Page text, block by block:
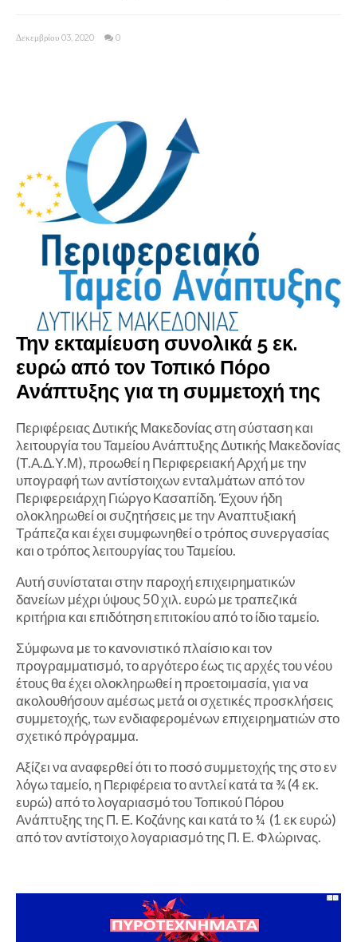
Δεκεμβρίου 03, 2020 0
Την εκταμίευση συνολικά 5 εκ.
ευρώ από τον Τοπικό Πόρο
Ανάπτυξης για τη συμμετοχή της
Περιφέρειας Δυτικής Μακεδονίας στη σύσταση και
λειτουργία του Ταμείου Ανάπτυξης Δυτικής Μακεδονίας
(Τ.Α.Δ.Υ.Μ), προωθεί η Περιφερειακή Αρχή με την
υπογραφή των αντίστοιχων ενταλμάτων από τον
Περιφερειάρχη Γιώργο Κασαπίδη. Έχουν ήδη
ολοκληρωθεί οι συζητήσεις με την Αναπτυξιακή
Τράπεζα και έχει συμφωνηθεί ο τρόπος συνεργασίας
και ο τρόπος λειτουργίας του Ταμείου.
Αυτή συνίσταται στην παροχή επιχειρηματικών
δανείων μέχρι ύψους 50 χιλ. ευρώ με τραπεζικά
κριτήρια και επιδότηση επιτοκίου από το ίδιο ταμείο.
Σύμφωνα με το κανονιστικό πλαίσιο και τον
προγραμματισμό, το αργότερο έως τις αρχές του νέου
έτους θα έχει ολοκληρωθεί η προετοιμασία, για να
ακολουθήσουν αμέσως μετά οι σχετικές προσκλήσεις
συμμετοχής, των ενδιαφερομένων επιχειρηματιών στο
σχετικό πρόγραμμα.
Αξίζει να αναφερθεί ότι το ποσό συμμετοχής της στο εν
λόγω ταμείο, η Περιφέρεια το αντλεί κατά τα ¾ (4 εκ.
ευρώ) από το λογαριασμό του Τοπικού Πόρου
Ανάπτυξης της Π. Ε. Κοζάνης και κατά το ¼ (1 εκ ευρώ)
από τον αντίστοιχο λογαριασμό της Π. Ε. Φλώρινας.